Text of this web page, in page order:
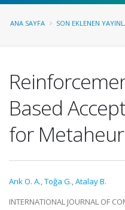
ANA SAYFA SON EKLENEN
Based
for
Arık O. A.,Toğa G.,Atalay B.
INTERNATIONAL JOURNAL OF